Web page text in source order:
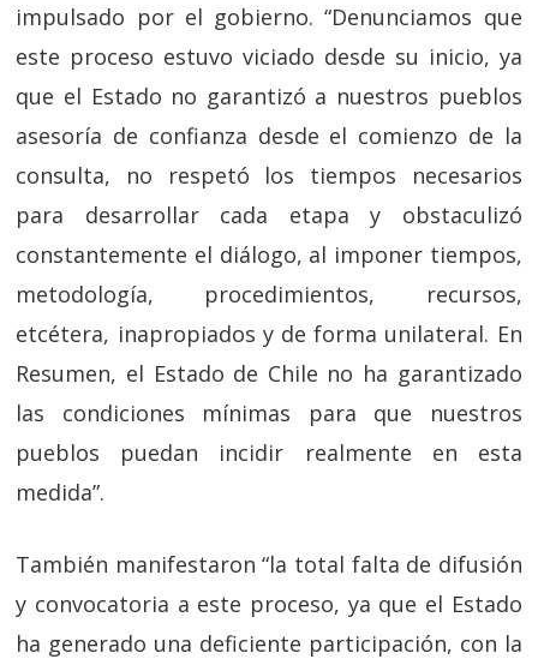
impulsado por el gobierno. “Denunciamos que
este proceso estuvo viciado desde su inicio, ya
que el Estado no garantizó a nuestros pueblos
asesoría de confianza desde el comienzo de la
consulta, no respetó los tiempos necesarios
para desarrollar cada etapa y obstaculizó
constantemente el diálogo, al imponer tiempos,
metodología, procedimientos, recursos,
etcétera, inapropiados y de forma unilateral. En
Resumen, el Estado de Chile no ha garantizado
las condiciones mínimas para que nuestros
pueblos puedan incidir realmente en esta
medida”.
También manifestaron “la total falta de difusión
y convocatoria a este proceso, ya que el Estado
ha generado una deficiente participación, con la